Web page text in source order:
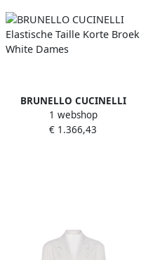
BRUNELLO CUCINELLI
Elastische Taille Korte Broek
White Dames
1 webshop
€ 1.366,43